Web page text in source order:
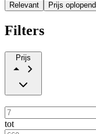
Relevant Prijs oplopend
Filters
Prijs
tot